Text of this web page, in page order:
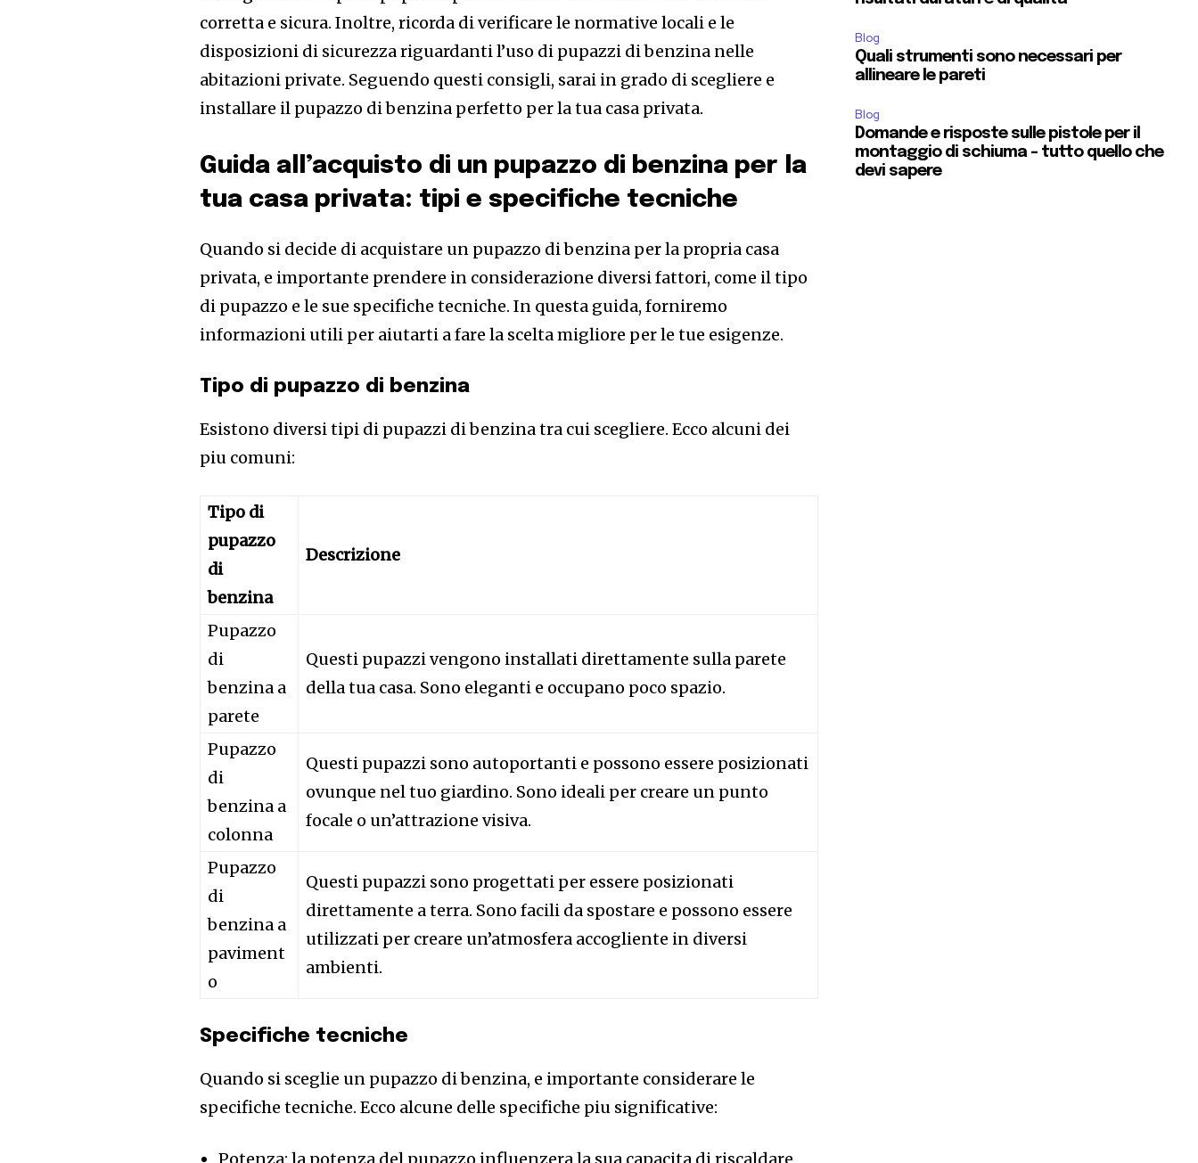
corretta e sicura. Inoltre, ricorda di verificare le normative locali e le
disposizioni di sicurezza riguardanti l’uso di pupazzi di benzina nelle
abitazioni private. Seguendo questi consigli, sarai in grado di scegliere e
installare il pupazzo di benzina perfetto per la tua casa privata.
Guida all’acquisto di un pupazzo di benzina per la
tua casa privata: tipi e specifiche tecniche
Quando si decide di acquistare un pupazzo di benzina per la propria casa
privata, e importante prendere in considerazione diversi fattori, come il tipo
di pupazzo e le sue specifiche tecniche. In questa guida, forniremo
informazioni utili per aiutarti a fare la scelta migliore per le tue esigenze.
Tipo di pupazzo di benzina
Esistono diversi tipi di pupazzi di benzina tra cui scegliere. Ecco alcuni dei
piu comuni:
Tipo di
pupazzo
di
benzina
Descrizione
Pupazzo
di
benzina a
parete
Questi pupazzi vengono installati direttamente sulla parete
della tua casa. Sono eleganti e occupano poco spazio.
Pupazzo
di
benzina a
colonna
Questi pupazzi sono autoportanti e possono essere posizionati
ovunque nel tuo giardino. Sono ideali per creare un punto
focale o un’attrazione visiva.
Pupazzo
di
benzina a
paviment
o
Questi pupazzi sono progettati per essere posizionati
direttamente a terra. Sono facili da spostare e possono essere
utilizzati per creare un’atmosfera accogliente in diversi
ambienti.
Specifiche tecniche
Quando si sceglie un pupazzo di benzina, e importante considerare le
specifiche tecniche. Ecco alcune delle specifiche piu significative:
Blog
Quali strumenti sono necessari per
allineare le pareti
Blog
Domande e risposte sulle pistole per il
montaggio di schiuma – tutto quello che
devi sapere